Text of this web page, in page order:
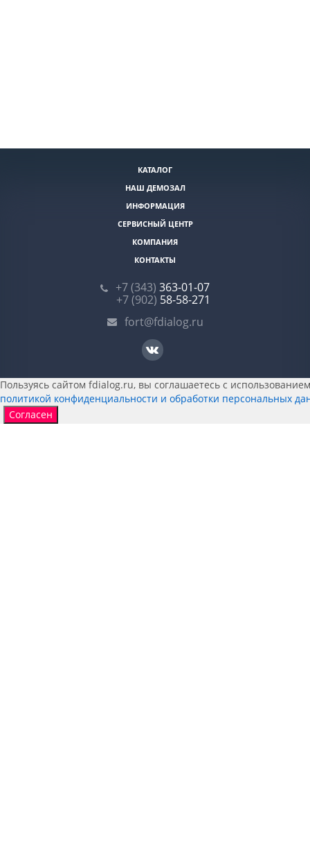
КАТАЛОГ
НАШ ДЕМОЗАЛ
ИНФОРМАЦИЯ
СЕРВИСНЫЙ ЦЕНТР
КОМПАНИЯ
КОНТАКТЫ
+7 (343) 363-01-07
+7 (902) 58-58-271
fort@fdialog.ru
Пользуясь сайтом fdialog.ru, вы соглашаетесь с
политикой конфиденциальности и обработки персональных
Согласен